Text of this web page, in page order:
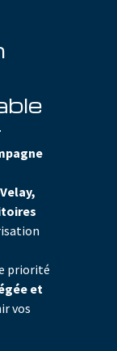
priorité
et
vos